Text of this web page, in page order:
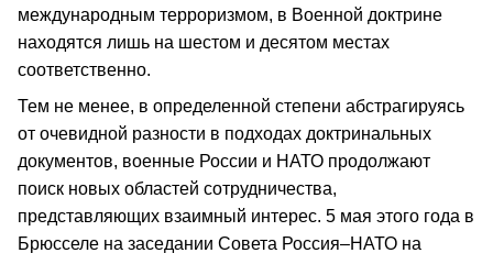
международным терроризмом, в Военной доктрине
находятся лишь на шестом и десятом местах
соответственно.
Тем не менее, в определенной степени абстрагируясь
от очевидной разности в подходах доктринальных
документов, военные России и НАТО продолжают
поиск новых областей сотрудничества,
представляющих взаимный интерес. 5 мая этого года в
Брюсселе на заседании Совета Россия–НАТО на